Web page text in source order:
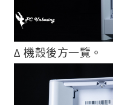
∆ 機殼後方一覽。